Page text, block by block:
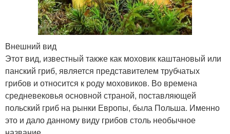
Внешний вид
Этот вид, известный также как моховик каштановый или
панский гриб, является представителем трубчатых
грибов и относится к роду моховиков. Во времена
средневековья основной страной, поставляющей
польский гриб на рынки Европы, была Польша. Именно
это и дало данному виду грибов столь необычное